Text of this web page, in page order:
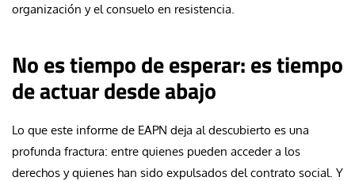
organización y el consuelo en resistencia.
No es tiempo de esperar: es tiempo
de actuar desde abajo
Lo que este informe de EAPN deja al descubierto es una
profunda fractura: entre quienes pueden acceder a los
derechos y quienes han sido expulsados del contrato social. Y